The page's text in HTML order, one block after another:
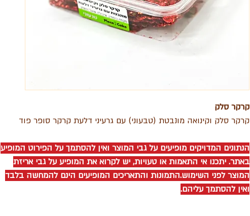
קרקר סלק
קרקר סלק וקינואה מונבטת (טבעוני) עם גרעיני דלעת קרקר סופר פוד
הנתונים המדויקים מופיעים על גבי המוצר ואין להסתמך על הפירוט המופיע
באתר. יתכנו אי התאמות או טעויות, יש לקרוא את המופיע על גבי אריזת
המוצר לפני השימוש.התמונות והתאריכים המופיעים הינם להמחשה בלבד
ואין להסתמך עליהם.